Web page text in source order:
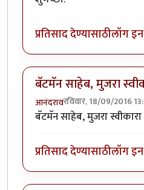
प्रतिसाद देण्यासाठीलॉग
बॅटमॅन साहेब, मुजरा
आनंदरावरविवार, 18/09/2016
बॅटमॅन साहेब, मुजरा
प्रतिसाद देण्यासाठीलॉग